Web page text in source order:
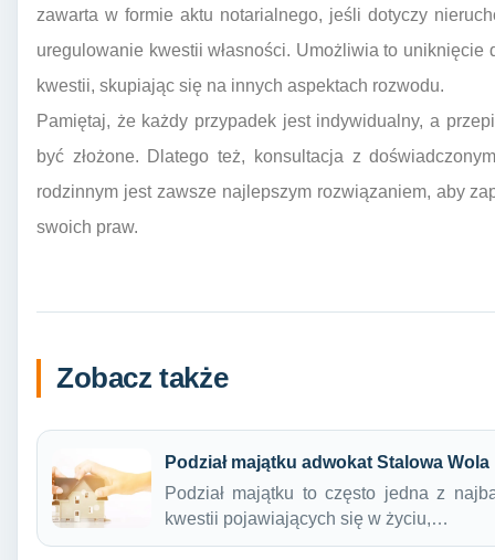
zawarta w formie aktu notarialnego, jeśli dotyczy
uregulowanie kwestii własności. Umożliwia to uniknięcie
kwestii, skupiając się na innych aspektach rozwodu.
Pamiętaj, że każdy przypadek jest indywidualny, a
być złożone. Dlatego też, konsultacja z
rodzinnym jest zawsze najlepszym rozwiązaniem, aby
swoich praw.
Zobacz także
Podział majątku adwokat Stalowa Wola
Podział majątku to często jedna z
kwestii pojawiających się w życiu,…